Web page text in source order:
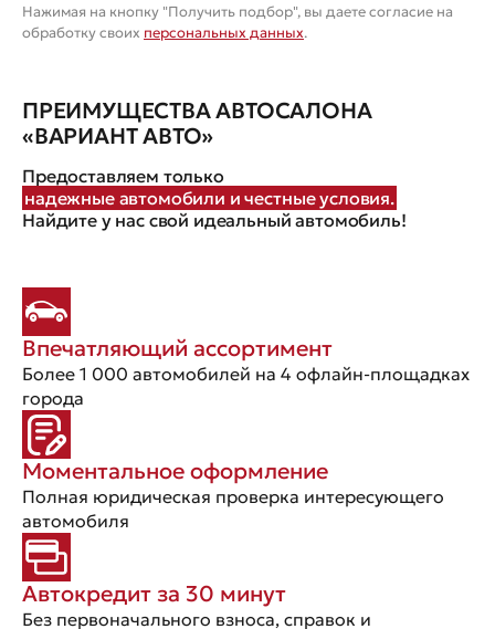
Нажимая на кнопку "Получить подбор", вы даете согласие на
обработку своих персональных данных.
ПРЕИМУЩЕСТВА АВТОСАЛОНА
«ВАРИАНТ АВТО»
Предоставляем только
надежные автомобили и честные условия.
Найдите у нас свой идеальный автомобиль!
Впечатляющий ассортимент
Более 1 000 автомобилей на 4 офлайн-площадках
города
Моментальное оформление
Полная юридическая проверка интересующего
автомобиля
Автокредит за 30 минут
Без первоначального взноса, справок и